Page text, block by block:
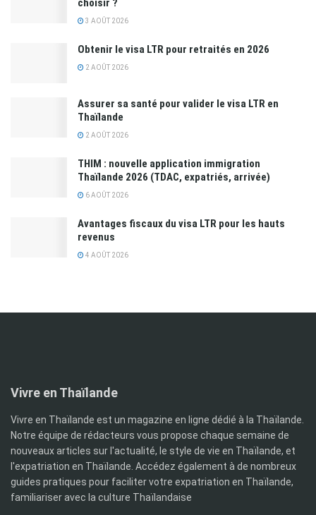
choisir ?
3 AOÛT 2026
Obtenir le visa LTR pour retraités en 2026
2 AOÛT 2026
Assurer sa santé pour valider le visa LTR en
Thaïlande
2 AOÛT 2026
THIM : nouvelle application immigration
Thaïlande 2026 (TDAC, expatriés, arrivée)
6 AOÛT 2026
Avantages fiscaux du visa LTR pour les hauts
revenus
4 AOÛT 2026
Vivre en Thaïlande
Vivre en Thaïlande est un magazine en ligne dédié à la Thaïlande.
Notre équipe de rédacteurs vous propose chaque semaine de
nouveaux articles sur l'actualité, le style de vie en Thaïlande, et
l'expatriation en Thaïlande. Accédez également à de nombreux
guides pratiques pour faciliter votre expatriation en Thaïlande,
familiariser avec la culture Thaïlandaise